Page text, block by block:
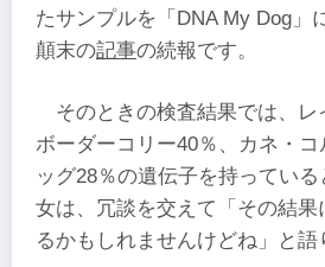
たサンプルを「DNA My Dog」
顛末の記事の続報です。
そのときの検査結果では、レ
ボーダーコリー40％、カネ・
ッグ28％の遺伝子を持ってい
女は、冗談を交えて「その結果
るかもしれませんけどね」と語